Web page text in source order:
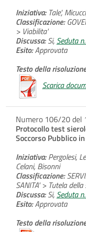
Iniziativa:Tale',
Classificazione:
> Viabilita'
Discussa:Si, Seduta
Esito:Approvata
Testo della
Scarica
Numero 106/20
Protocollo test
Soccorso Pubblico
Iniziativa:Pergolesi,
Celani, Bisonni
Classificazione:
SANITA' > Tutela
Discussa:Si, Seduta
Esito:Approvata
Testo della